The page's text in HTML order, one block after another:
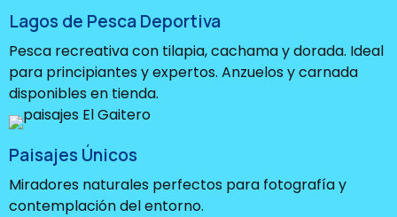
Lagos de Pesca Deportiva
Pesca recreativa con tilapia, cachama y dorada. Ideal
para principiantes y expertos. Anzuelos y carnada
disponibles en tienda.
Paisajes Únicos
Miradores naturales perfectos para fotografía y
contemplación del entorno.